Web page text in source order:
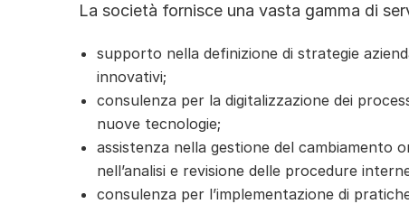
La società fornisce una vasta gamma di
supporto nella definizione di strategie
innovativi;
consulenza per la digitalizzazione dei
nuove tecnologie;
assistenza nella gestione del cambiamento
nell’analisi e revisione delle procedure
consulenza per l’implementazione di